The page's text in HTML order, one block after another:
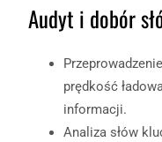
Audyt i dobór
prędkość
informacji.
Analiza słów